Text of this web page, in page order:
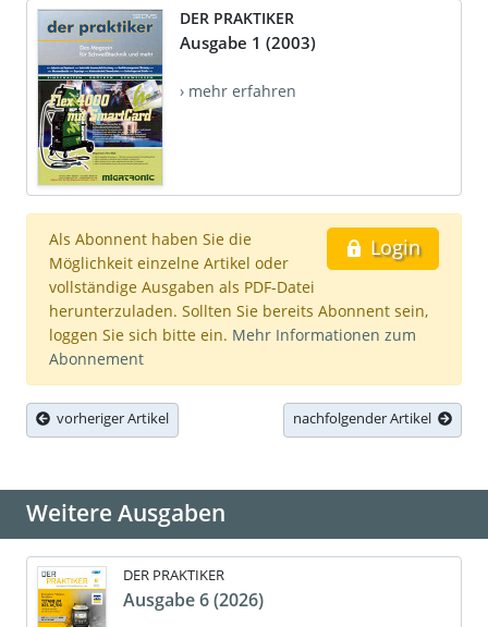
DER PRAKTIKER
Ausgabe 1 (2003)
› mehr erfahren
Login
Als Abonnent haben Sie die
Möglichkeit einzelne Artikel oder
vollständige Ausgaben als PDF-Datei
herunterzuladen. Sollten Sie bereits Abonnent sein,
loggen Sie sich bitte ein. Mehr Informationen zum
Abonnement
vorheriger Artikel nachfolgender Artikel
Weitere Ausgaben
DER PRAKTIKER
Ausgabe 6 (2026)